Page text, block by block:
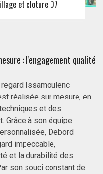
et cloture 07
: l'engagement qualité
Issamoulenc
réalisée sur mesure, en
et des
Grâce à son équipe
Debord
impeccable,
et la durabilité des
son souci constant de